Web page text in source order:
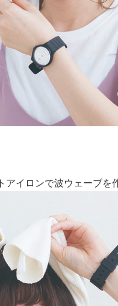
アイロンで波ウェーブを